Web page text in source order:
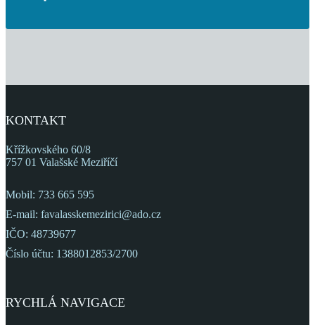
KONTAKT
Křížkovského 60/8
757 01 Valašské Meziříčí
Mobil: 733 665 595
E-mail: favalasskemezirici@ado.cz
IČO: 48739677
Číslo účtu: 1388012853/2700
RYCHLÁ NAVIGACE